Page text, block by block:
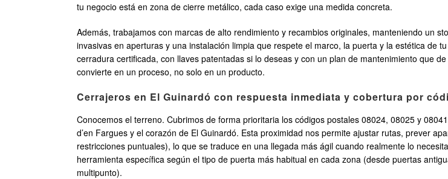
tu negocio está en zona de cierre metálico, cada caso exige una medida concreta.
Además, trabajamos con marcas de alto rendimiento y recambios originales, manteniendo un
invasivas en aperturas y una instalación limpia que respete el marco, la puerta y la estética de
cerradura certificada, con llaves patentadas si lo deseas y con un plan de mantenimiento que
convierte en un proceso, no solo en un producto.
Cerrajeros en El Guinardó con respuesta inmediata y cobertura por
Conocemos el terreno. Cubrimos de forma prioritaria los códigos postales 08024, 08025 y
d’en Fargues y el corazón de El Guinardó. Esta proximidad nos permite ajustar rutas, prever
restricciones puntuales), lo que se traduce en una llegada más ágil cuando realmente lo
herramienta específica según el tipo de puerta más habitual en cada zona (desde puertas
multipunto).